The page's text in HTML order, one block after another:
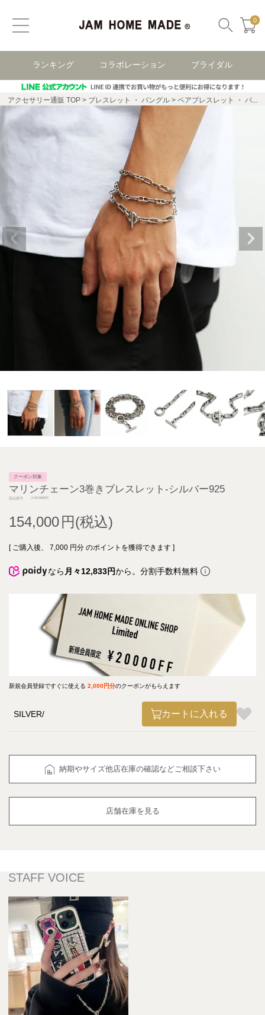
0
ランキング コラボレーション ブライダル
アクセサリー通販 TOP ブレスレット ・ バングル ペアブレスレット ・ バングル
クーポン対象
マリンチェーン3巻きブレスレット-シルバー925
商品番号 J-NS486BR
154,000
[ ご購入後、 7,000 円分 のポイントを獲得できます ]
なら 月々12,833円から。分割手数料無料
新規会員登録ですぐに使える 2,000円分のクーポンがもらえます
SILVER カートに入れる
納期やサイズ他店在庫の確認などご相談下さい
店舗在庫を見る